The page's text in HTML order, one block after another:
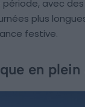
avec
plus
festive.
en plein